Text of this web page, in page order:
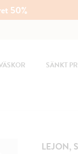
50%
SÄNKT
LEJON,